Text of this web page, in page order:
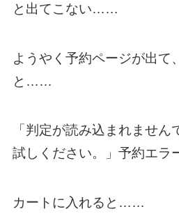
と出てこない……
ようやく予約ページが出て
と……
「判定が読み込まれませ
試しください。」予約エラ
カートに入れると……